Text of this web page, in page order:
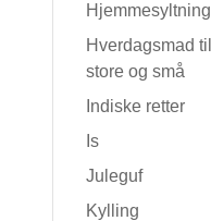
Hjemmesyltning
Hverdagsmad til
store og små
Indiske retter
Is
Juleguf
Kylling